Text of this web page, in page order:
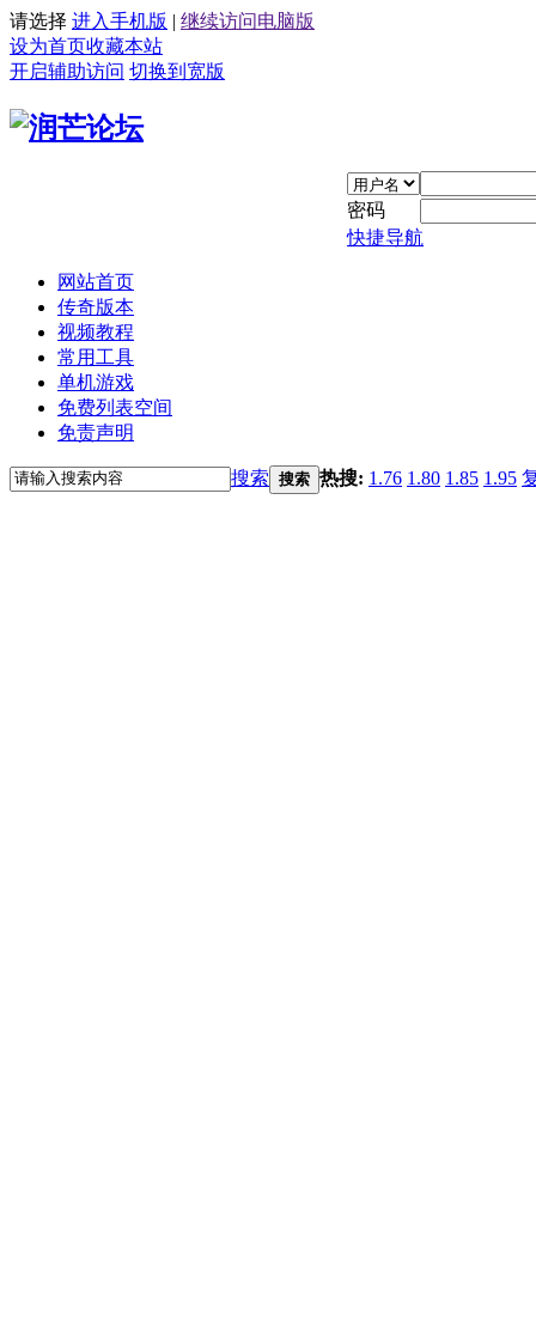
请选择 进入手机版 | 继续访问电脑版
设为首页收藏本站
开启辅助访问 切换到宽版
密码
快捷导航
网站首页
传奇版本
视频教程
常用工具
单机游戏
免费列表空间
免责声明
搜索 搜索 热搜: 1.76 1.80 1.85 1.95